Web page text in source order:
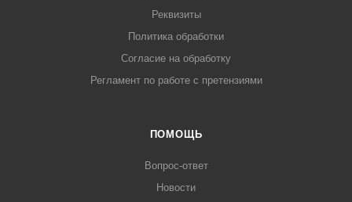
Реквизиты
Политика обработки
Согласие на обработку
Регламент по работе с претензиями
ПОМОЩЬ
Вопрос-ответ
Новости